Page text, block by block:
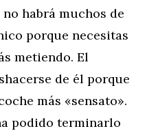
habrá muchos de
porque necesitas
metiendo. El
de él porque
más «sensato».
podido terminarlo